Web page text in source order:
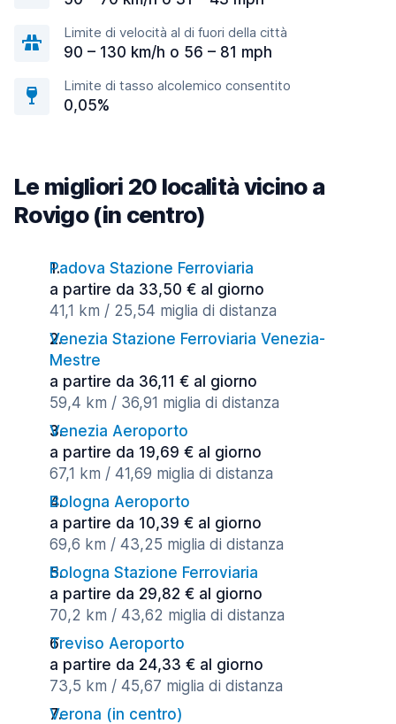
Limite di velocità al di fuori della città
90 – 130 km/h o 56 – 81 mph
Limite di tasso alcolemico consentito
0,05%
Le migliori 20 località vicino a
Rovigo (in centro)
Padova Stazione Ferroviaria
a partire da 33,50 € al giorno
41,1 km / 25,54 miglia di distanza
Venezia Stazione Ferroviaria Venezia-
Mestre
a partire da 36,11 € al giorno
59,4 km / 36,91 miglia di distanza
Venezia Aeroporto
a partire da 19,69 € al giorno
67,1 km / 41,69 miglia di distanza
Bologna Aeroporto
a partire da 10,39 € al giorno
69,6 km / 43,25 miglia di distanza
Bologna Stazione Ferroviaria
a partire da 29,82 € al giorno
70,2 km / 43,62 miglia di distanza
Treviso Aeroporto
a partire da 24,33 € al giorno
73,5 km / 45,67 miglia di distanza
Verona (in centro)